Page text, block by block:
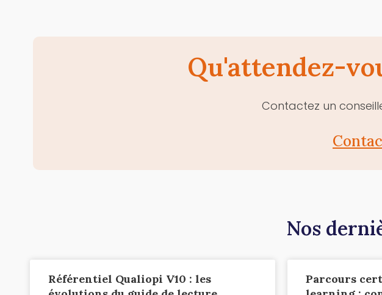
Qu'attendez-
Contactez un
Nos
Référentiel Qualiopi V10 : les
Parcours